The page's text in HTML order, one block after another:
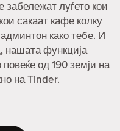
луѓето кои
сакаат кафе колку
како тебе. И
нашата функција
од 190 земји на
на Tinder.